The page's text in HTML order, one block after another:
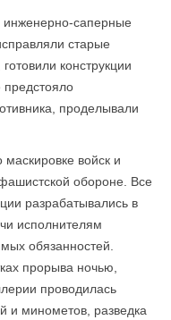
саперные
старые
конструкции
предстояло
проделывали
войск и
обороне. Все
разрабатывались в
исполнителям
обязанностей.
прорыва ночью,
проводилась
и минометов, разведка